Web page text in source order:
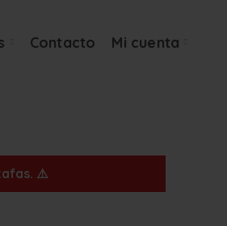
Contacto Mi cuenta
⚠️